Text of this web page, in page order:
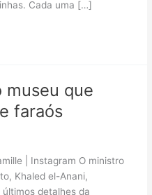
Cada uma […]
museu que
faraós
| Instagram O ministro
Khaled el-Anani,
detalhes da